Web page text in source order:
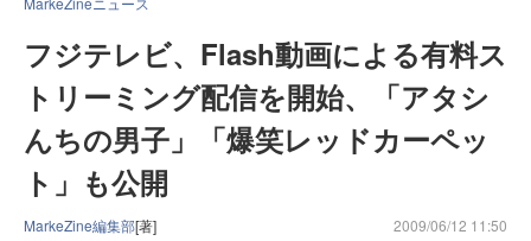
フジテレビ、Flash動画による有料ス
トリーミング配信を開始、「アタシ
んちの男子」「爆笑レッドカーペッ
ト」も公開
MarkeZine編集部[著] 2009/06/12 11:50